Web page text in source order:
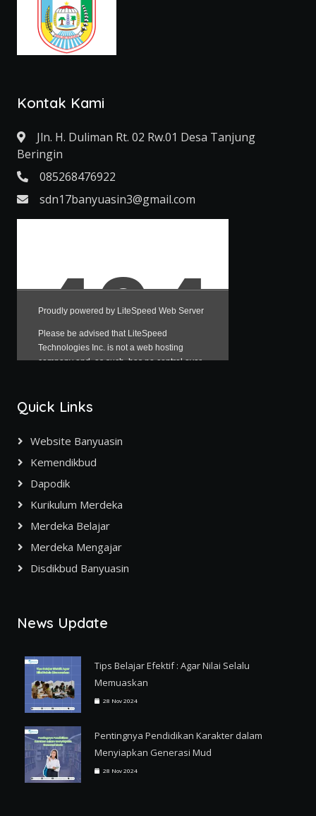
Kontak Kami
Jln. H. Duliman Rt. 02 Rw.01 Desa Tanjung
Beringin
085268476922
sdn17banyuasin3@gmail.com
Quick Links
Website Banyuasin
Kemendikbud
Dapodik
Kurikulum Merdeka
Merdeka Belajar
Merdeka Mengajar
Disdikbud Banyuasin
News Update
Tips Belajar Efektif : Agar Nilai Selalu
Memuaskan
28 Nov 2024
Pentingnya Pendidikan Karakter dalam
Menyiapkan Generasi Mud
28 Nov 2024